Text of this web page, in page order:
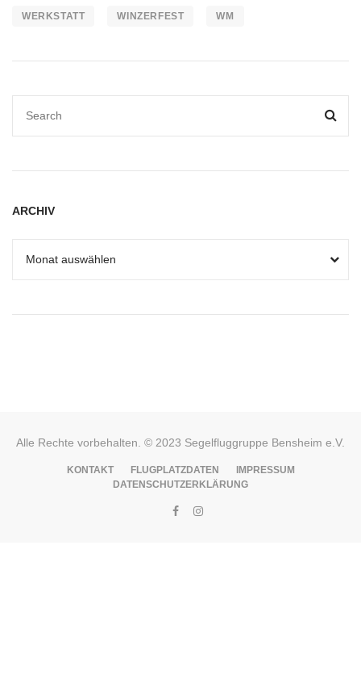
WERKSTATT WINZERFEST WM
ARCHIV
Alle Rechte vorbehalten. © 2023 Segelfluggruppe Bensheim e.V.
KONTAKT FLUGPLATZDATEN
IMPRESSUM
DATENSCHUTZERKLÄRUNG